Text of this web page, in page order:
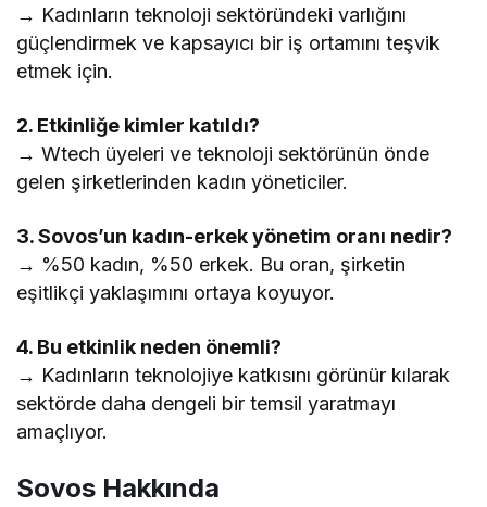
→ Kadınların teknoloji sektöründeki varlığını
güçlendirmek ve kapsayıcı bir iş ortamını teşvik
etmek için.
2. Etkinliğe kimler katıldı?
→ Wtech üyeleri ve teknoloji sektörünün önde
gelen şirketlerinden kadın yöneticiler.
3. Sovos’un kadın-erkek yönetim oranı nedir?
→ %50 kadın, %50 erkek. Bu oran, şirketin
eşitlikçi yaklaşımını ortaya koyuyor.
4. Bu etkinlik neden önemli?
→ Kadınların teknolojiye katkısını görünür kılarak
sektörde daha dengeli bir temsil yaratmayı
amaçlıyor.
Sovos Hakkında